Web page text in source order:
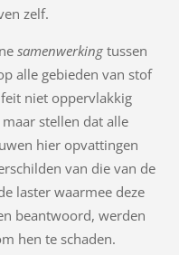
zelf.
samenwerkingtussen
alle gebieden van stof
niet oppervlakkig
stellen dat alle
hier opvattingen
van die van de
laster waarmee deze
beantwoord, werden
hen te schaden.